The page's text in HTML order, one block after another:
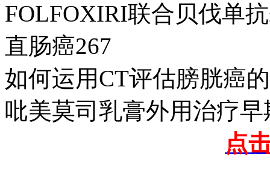
FOLFOXIRI联合贝伐单
直肠癌267
如何运用CT评估膀胱癌
吡美莫司乳膏外用治疗
点